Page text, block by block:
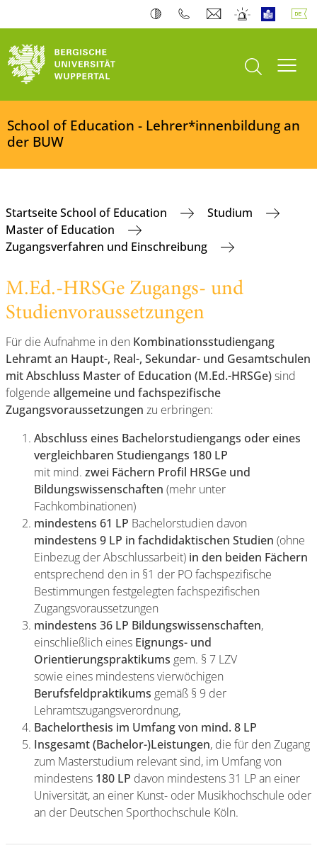
Suche öffnen
School of Education - Lehrer*innenbildung an
der BUW
Startseite School of Education
Studium
Master of Education
Zugangsverfahren und Einschreibung
M.Ed.-HRSGe Zugangs- und
Studienvoraussetzungen
Für die Aufnahme in den Kombinationsstudiengang
Lehramt an Haupt-, Real-, Sekundar- und Gesamtschulen
mit Abschluss Master of Education (M.Ed.-HRSGe)sind
folgende allgemeine und fachspezifische
Zugangsvoraussetzungen zu erbringen:
Abschluss eines Bachelorstudiengangs oder eines
vergleichbaren Studiengangs 180 LP
mit mind. zwei Fächern Profil HRSGe und
Bildungswissenschaften (mehr unter
Fachkombinationen)
mindestens 61 LP Bachelorstudien davon
mindestens 9 LP in fachdidaktischen Studien (ohne
Einbezug der Abschlussarbeit) in den beiden Fächern
entsprechend den in §1 der PO fachspezifische
Bestimmungen festgelegten fachspezifischen
Zugangsvoraussetzungen
mindestens 36 LP Bildungswissenschaften,
einschließlich eines Eignungs- und
Orientierungspraktikums gem. § 7 LZV
sowie eines mindestens vierwöchigen
Berufsfeldpraktikums gemäß § 9 der
Lehramtszugangsverordnung,
Bachelorthesis im Umfang von mind. 8 LP
Insgesamt (Bachelor-)Leistungen, die für den Zugang
zum Masterstudium relevant sind, im Umfang von
mindestens 180 LP davon mindestens 31 LP an einer
Universität, an einer Kunst- oder Musikhochschule oder
an der Deutschen Sporthochschule Köln.